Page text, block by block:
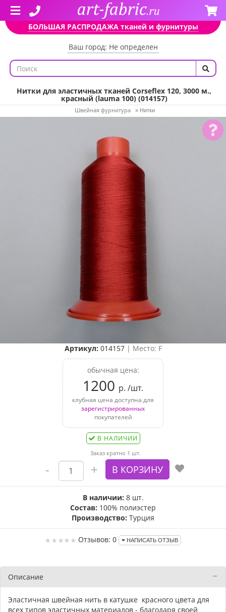
БОЛЬШАЯ РАСПРОДАЖА тканей и фурнитуры
Ваш город: Не определен
Нитки для эластичных тканей Corseflex 120, 3000 м.,
красный (lauma 100) (014157)
Швейная фурнитура » Нитки
Артикул: 014157| Место: F
обычная цена:
1200 р. /шт.
клубная цена доступна для
зарегистрированных
покупателей
В НАЛИЧИИ
Заказ кратно 1 шт.
В наличии: 8 шт.
Состав: 100% полиэстер
Производство: Турция
Отзывов: 0 НАПИСАТЬ ОТЗЫВ
Описание
Эластичная швейная нить в катушке красного цвета для
всех типов эластичных материалов - благодаря своей